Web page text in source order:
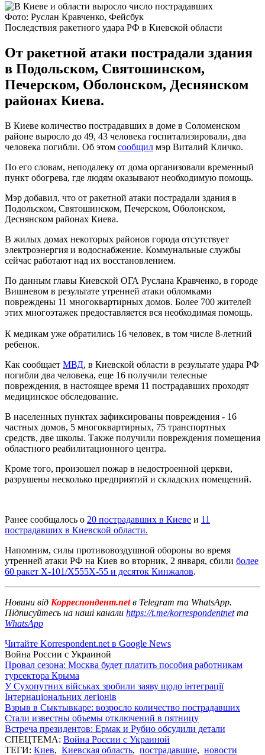
Фото: Руслан Кравченко, Фейсбук
Последствия ракетного удара РФ в Киевской области
От ракетной атаки пострадали здания
в Подольском, Святошинском,
Печерском, Оболонском, Деснянском
районах Киева.
В Киеве количество пострадавших в доме в Соломенском
районе выросло до 49, 43 человека госпитализировали, два
человека погибли. Об этом сообщил мэр Виталий Кличко.
По его словам, неподалеку от дома организовали временный
пункт обогрева, где людям оказывают необходимую помощь.
Мэр добавил, что от ракетной атаки пострадали здания в
Подольском, Святошинском, Печерском, Оболонском,
Деснянском районах Киева.
В жилых домах некоторых районов города отсутствует
электроэнергия и водоснабжение. Коммунальные службы
сейчас работают над их восстановлением.
По данным главы Киевской ОГА Руслана Кравченко, в городе
Вишневом в результате утренней атаки обломками
повреждены 11 многоквартирных домов. Более 700 жителей
этих многоэтажек предоставляется вся необходимая помощь.
К медикам уже обратились 16 человек, в том числе 8-летний
ребенок.
Как сообщает МВД, в Киевской области в результате удара РФ
погибли два человека, еще 16 получили телесные
повреждения, в настоящее время 11 пострадавших проходят
медицинское обследование.
В населенных пунктах зафиксированы повреждения - 16
частных домов, 5 многоквартирных, 75 транспортных
средств, две школы. Также получили повреждения помещения
областного реабилитационного центра.
Кроме того, произошел пожар в недостроенной церкви,
разрушены несколько предприятий и складских помещений.
Ранее сообщалось о 20 пострадавших в Киеве и 11
пострадавших в Киевской области.
Напомним, силы противовоздушной обороны во время
утренней атаки РФ на Киев во вторник, 2 января, сбили более
60 ракет Х-101/Х555Х-55 и десяток Кинжалов.
Новини від Корреспондент.netв Telegram та WhatsApp.
Підписуйтесь на наші канали https://t.me/korrespondentnetта
WhatsApp
Читайте Korrespondent.net в Google News
Война России с Украиной
Провал сезона: Москва будет платить пособия работникам
турсектора Крыма
У Сухопутних військах зробили заяву щодо інтеграції
Інтернаціональних легіонів
Взрыв в Сыктывкаре: возросло количество пострадавших
Стали известны объемы отключений в пятницу
Встреча президентов: Ермак и Рубио обсудили детали
СПЕЦТЕМА: Война России с Украиной
ТЕГИ: Киев, Киевская область, пострадавшие, новости